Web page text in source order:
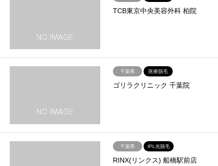
TCB東京中央美容外科 柏院
千葉県 医療脱毛
ゴリラクリニック 千葉院
千葉県 IPL光脱毛
RINX(リンクス) 船橋駅前店